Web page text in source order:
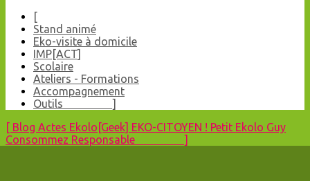
[
Stand animé
Eko-visite à domicile
IMP[ACT]
Scolaire
Ateliers - Formations
Accompagnement
Outils ]
[ Blog Actes Ekolo[Geek] EKO-CITOYEN ! Petit Ekolo Guy
Consommez Responsable ]